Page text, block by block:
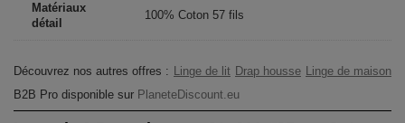
Matériaux
détail
100% Coton 57 fils
Découvrez nos autres offres : Linge de lit Drap housse Linge de maison
B2B Pro disponible sur PlaneteDiscount.eu